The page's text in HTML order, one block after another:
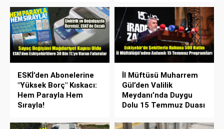
ESKİ’den Abonelerine
"Yüksek Borç" Kıskacı:
Hem Parayla Hem
Sırayla!
İl Müftüsü Muharrem
Gül’den Valilik
Meydanı’nda Duygu
Dolu 15 Temmuz Duası